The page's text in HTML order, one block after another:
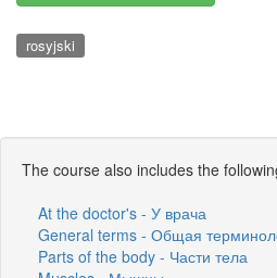
rosyjski
The course also includes the
At the doctor's - У врача
General terms - Общая
Parts of the body - Части тела